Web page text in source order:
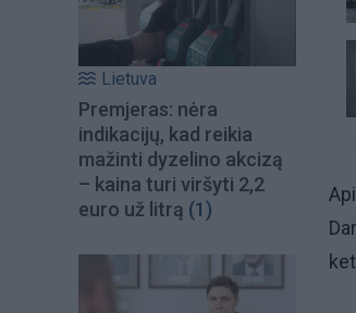
Lietuva
Premjeras: nėra
indikacijų, kad reikia
mažinti dyzelino akcizą
– kaina turi viršyti 2,2
euro už litrą (1)